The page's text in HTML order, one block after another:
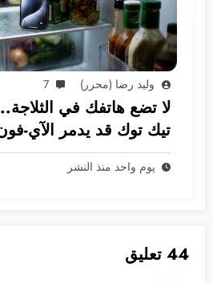
وليد رضا (محرر) 7
لا تضع هاتفك في
تيك توك قد يدمر الآي-
يوم واحد منذ النشر
44 تعليق